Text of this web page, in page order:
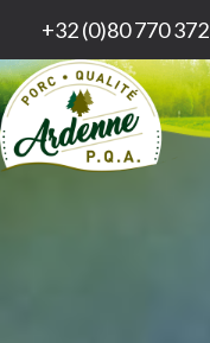
+32 (0)80 770 372